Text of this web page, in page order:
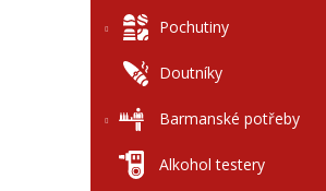
Pochutiny
Doutníky
Barmanské potřeby
Alkohol testery